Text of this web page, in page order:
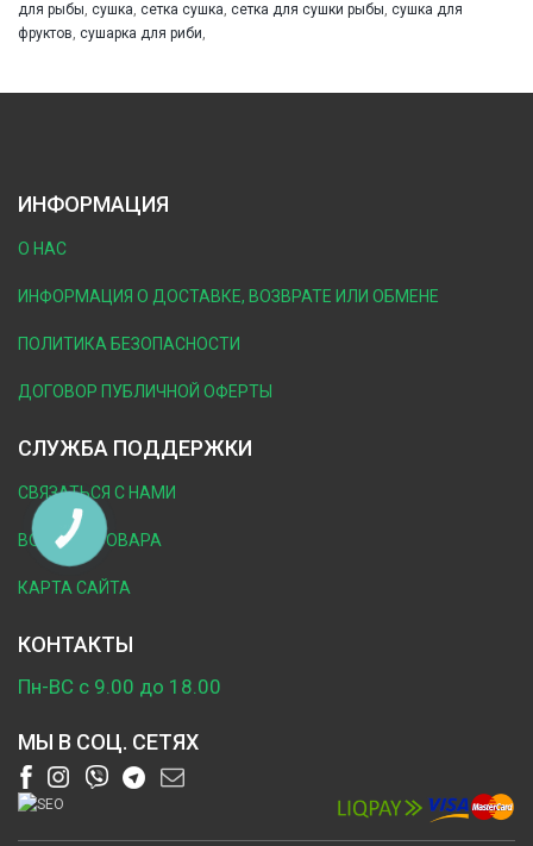
для рыбы, сушка, сетка сушка, сетка для сушки рыбы, сушка для
фруктов, сушарка для риби,
ИНФОРМАЦИЯ
О НАС
ИНФОРМАЦИЯ О ДОСТАВКЕ, ВОЗВРАТЕ ИЛИ ОБМЕНЕ
ПОЛИТИКА БЕЗОПАСНОСТИ
ДОГОВОР ПУБЛИЧНОЙ ОФЕРТЫ
СЛУЖБА ПОДДЕРЖКИ
СВЯЗАТЬСЯ С НАМИ
ВОЗВРАТ ТОВАРА
КАРТА САЙТА
КОНТАКТЫ
Пн-ВС с 9.00 до 18.00
МЫ В СОЦ. СЕТЯХ
КНОПКА
ЗВ'ЯЗКУ